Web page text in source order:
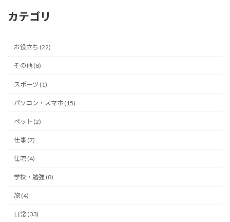
カテゴリ
お役立ち (22)
その他 (8)
スポーツ (1)
パソコン・スマホ (15)
ペット (2)
仕事 (7)
住宅 (4)
学校・勉強 (8)
旅 (4)
日常 (33)